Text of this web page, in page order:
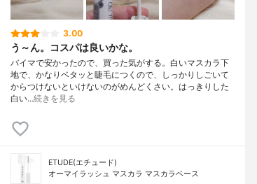
3.00
う～ん。コスパは良いかな。
バイマで安かったので、買った気がする。白いマスカラ下
地で、かなりベタッと睫毛につくので、しっかりしごいて
からつけないといけないのがめんどくさい。はっきりした
白い…続きを見る
ETUDE(エチュード)
オーマイラッシュ マスカラ マスカラベース